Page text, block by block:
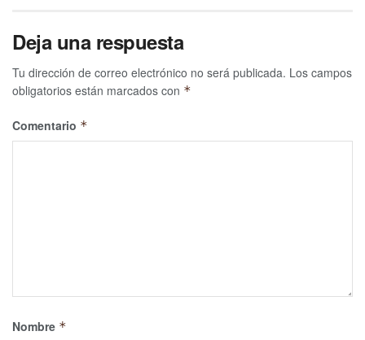
Deja una respuesta
Tu dirección de correo electrónico no será publicada. Los campos
obligatorios están marcados con *
Comentario *
Nombre *